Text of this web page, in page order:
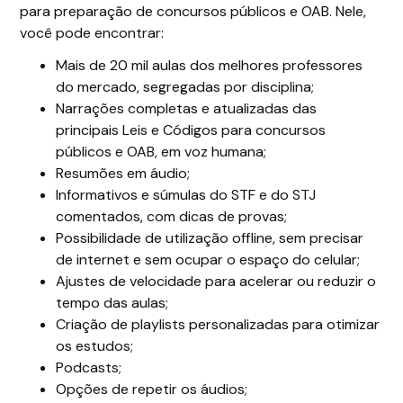
para preparação de concursos públicos e OAB. Nele,
você pode encontrar:
Mais de 20 mil aulas dos melhores professores
do mercado, segregadas por disciplina;
Narrações completas e atualizadas das
principais Leis e Códigos para concursos
públicos e OAB, em voz humana;
Resumões em áudio;
Informativos e súmulas do STF e do STJ
comentados, com dicas de provas;
Possibilidade de utilização offline, sem precisar
de internet e sem ocupar o espaço do celular;
Ajustes de velocidade para acelerar ou reduzir o
tempo das aulas;
Criação de playlists personalizadas para otimizar
os estudos;
Podcasts;
Opções de repetir os áudios;